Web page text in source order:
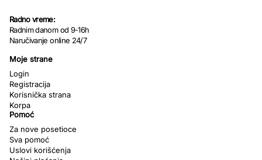
Radno vreme:
Radnim danom od 9-16h
Naručivanje online 24/7
Moje strane
Login
Registracija
Korisnička strana
Korpa
Pomoć
Za nove posetioce
Sva pomoć
Uslovi korišćenja